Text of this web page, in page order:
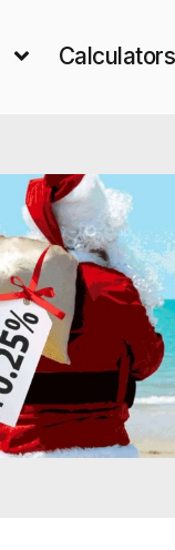
Calculators